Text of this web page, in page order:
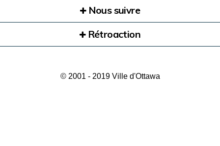
Nous suivre
Rétroaction
© 2001 - 2019 Ville d'Ottawa